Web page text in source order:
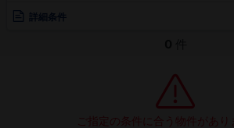
詳細条件
ご指定の条件に合う物件があり